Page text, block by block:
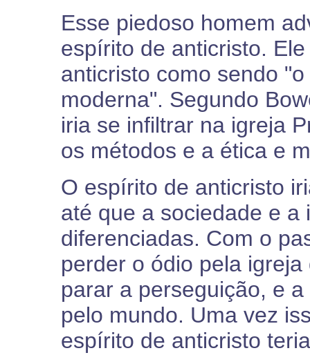
Esse piedoso homem
espírito de anticristo.
anticristo como sendo
moderna". Segundo
iria se infiltrar na igreja
os métodos e a ética e
O espírito de anticristo
até que a sociedade e
diferenciadas. Com o
perder o ódio pela
parar a perseguição, e
pelo mundo. Uma vez
espírito de anticristo